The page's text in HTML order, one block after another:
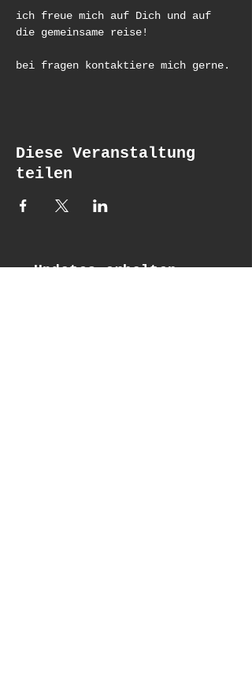
ich freue mich auf Dich und auf
die gemeinsame reise!
bei fragen kontaktiere mich gerne.
Diese Veranstaltung
teilen
Updates erhalten